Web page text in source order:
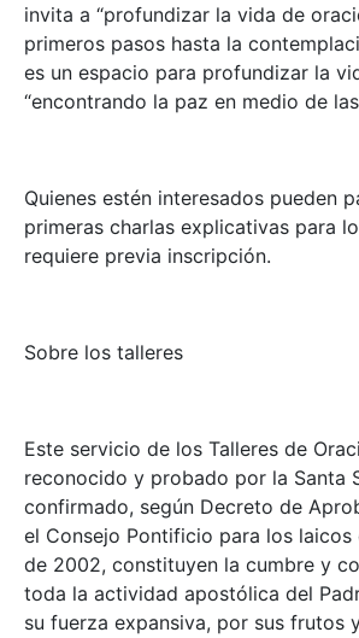
invita a “profundizar la vida de
primeros pasos hasta la
es un espacio para profundizar la
“encontrando la paz en medio de
Quienes estén interesados pueden
primeras charlas explicativas para
requiere previa inscripción.
Sobre los talleres
Este servicio de los Talleres de
reconocido y probado por la Santa
confirmado, según Decreto de
el Consejo Pontificio para los
de 2002, constituyen la cumbre y
toda la actividad apostólica del
su fuerza expansiva, por sus frutos